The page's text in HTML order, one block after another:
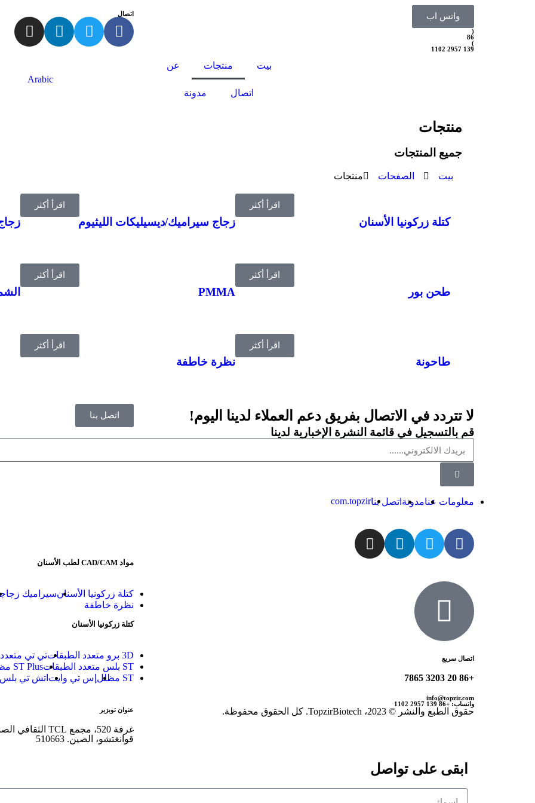
واتس اب
(
86
)
139 2957 1102
اتصال
بيت منتجات عن
اتصال مدونة
Arabic
منتجات
جميع المنتجات
بيت الصفحات منتجات
كتلة زركونيا الأسنان
اقرأ أكثر
زجاج سيراميك/ديسيليكات الليثيوم
اقرأ أكثر
طحن بور
اقرأ أكثر
PMMA
اقرأ أكثر
طاحونة
اقرأ أكثر
نظرة خاطفة
اقرأ أكثر
لا تتردد في الاتصال بفريق دعم العملاء لدينا اليوم! اتصل بنا
قم بالتسجيل في قائمة النشرة الإخبارية لدينا
معلومات عنامدونة اتصل بناcom.topzir
اتصال سريع
+86 20 3203 7865
info@topzir.com
واتساب: +86 139 2957 1102
مواد CAD/CAM لطب الأسنان
كتلة زركونيا الأسنانسيراميك
نظرة خاطفة
كتلة زركونيا الأسنان
3D برو متعدد الطبقات تي تي
ST بلس متعدد الطبقات
ST Plus مظلل مسبقًا
ST مظلل
إس تي وايت اتش تي
حقوق الطبع والنشر © 2023، TopzirBiotech. كل الحقوق محفوظة. عنوان توبزير
قوانغتشو، الصين. 510663
ابقى على تواصل